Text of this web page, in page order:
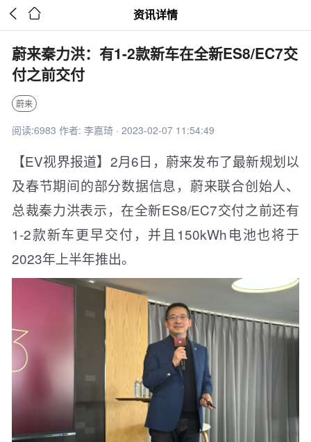
  资讯详情
蔚来秦力洪：有1-2款新车在全新ES8/EC7交
付之前交付
蔚来
阅读:6983 作者: 李嘉琦 · 2023-02-07 11:54:49
【EV视界报道】2月6日，蔚来发布了最新规划以
及春节期间的部分数据信息，蔚来联合创始人、
总裁秦力洪表示，在全新ES8/EC7交付之前还有
1-2款新车更早交付，并且150kWh电池也将于
2023年上半年推出。